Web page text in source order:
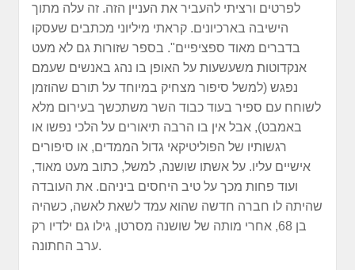
לפרטים ורציתי להעביר את העניין הזה. זה עלה מתוך
הישיבה בארכיונים. קראתי מיליוני מכתבים שעסקו
בדברים מאוד ספציפיים". בספר שזורות גם לא מעט
אנקדוטות משעשעות על האופן בו נהג באנשים שעמם
נפגש (למשל סיפור מצחיק במיוחד על תורם שהוזמן
לשוחח עם ספיר בעוד כבוד השר משתכשך בעירום מלא
באמבט), אבל אין בו הרבה תיאורים על הלכי נפשו או
רגשותיו של הפוליטיקאי גדול הממדים, או סיפורים
אישיים עליו. על אשתו שושנה, למשל, כתוב מעט מאוד,
ועוד פחות מכך על טיב היחסים ביניהם. את העובדה
שהיתה לו חברה חדשה שהוא עמד לשאת לאשה, כשהיה
בן 68, אחרי מותה של שושנה מסרטן, גילו גם ילדיו רק
ערב החתונה.